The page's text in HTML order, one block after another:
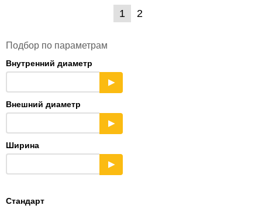
1 2
Подбор по параметрам
Внутренний диаметр
▶
Внешний диаметр
▶
Ширина
▶
Стандарт